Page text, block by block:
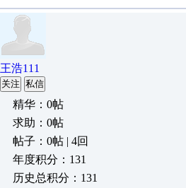
王浩111
关注 私信
精华：0帖
求助：0帖
帖子：0帖 | 4回
年度积分：131
历史总积分：131